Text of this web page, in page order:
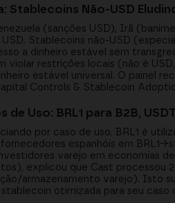
Stablecoins Não-USD
(sanções USD), Irã
Stablecoins não-USD
a dinheiro estável sem
violar restrições locais (não é
estável universal. O painel
Controls & Stablecoin
de Uso: BRL1 para B2B,
por caso de uso. BRL1 é
espanhóis em
varejo em economias
explicou que Cast processou 2
armazenamento varejo).
otimizada para seu